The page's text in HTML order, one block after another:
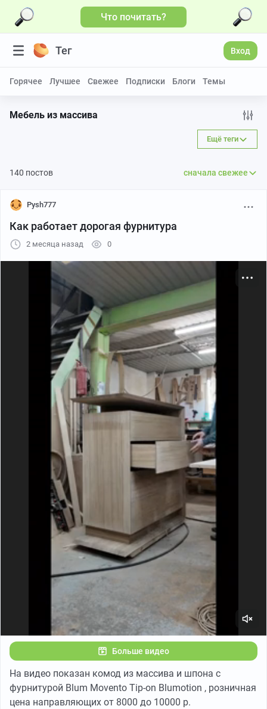
Что почитать?
Тег Вход
Горячее Лучшее Свежее Подписки Блоги Темы
Мебель из массива
Ещё теги
140 постов сначала свежее
Pysh777
Как работает дорогая фурнитура
2 месяца назад 0
Больше видео
На видео показан комод из массива и шпона с
фурнитурой Blum Movento Tip-on Blumotion , розничная
цена направляющих от 8000 до 10000 р.
Больше видео